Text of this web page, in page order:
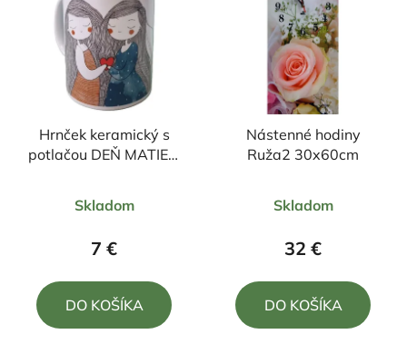
Hrnček keramický s
potlačou DEŇ MATIEK,
hodnotenie
produktu
5,0
z
Skladom
7 €
DO KOŠÍKA
Nástenné hodiny
Ruža2 30x60cm
hodnotenie
produktu
5,0
z
Skladom
32 €
DO KOŠÍKA